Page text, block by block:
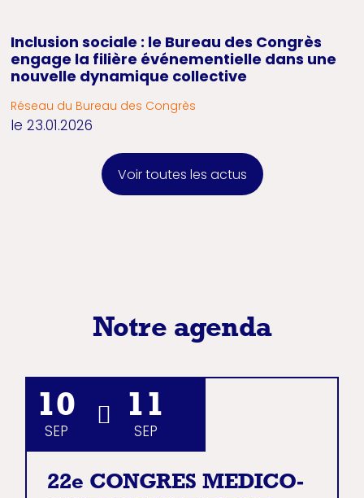
Inclusion sociale : le Bureau des Congrès
engage la filière événementielle dans une
nouvelle dynamique collective
Réseau du Bureau des Congrès
le 23.01.2026
Voir toutes les actus
Notre agenda
11
SEP
10
SEP
22e CONGRES MEDICO-